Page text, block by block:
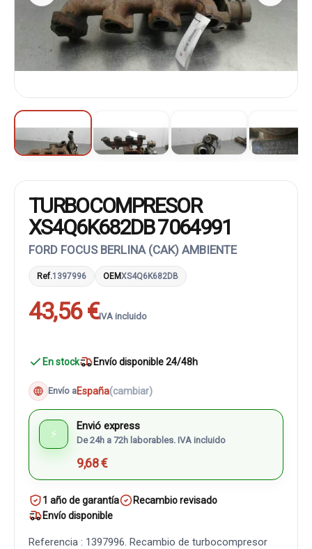
TURBOCOMPRESOR
XS4Q6K682DB 7064991
FORD FOCUS BERLINA (CAK) AMBIENTE
Ref.1397996 OEMXS4Q6K682DB
43,56 €IVA incluido
En stock Envío disponible 24/48h
Envío aEspaña(cambiar)
⚡
Envió express
De 24h a 72h laborables. IVA incluido
9,68 €
1 año de garantía
Recambio revisado
Envío disponible
Referencia : 1397996. Recambio de turbocompresor